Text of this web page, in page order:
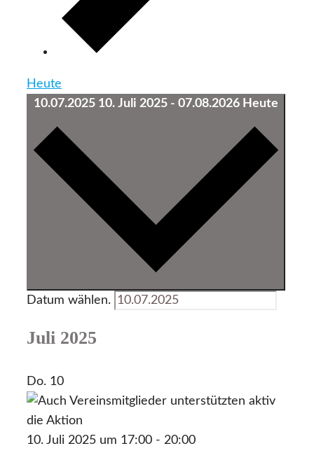
Heute
10.07.2025 10. Juli 2025 - 07.08.2026 Heute
Datum wählen.
Juli 2025
Do. 10
10. Juli 2025 um 17:00 - 20:00